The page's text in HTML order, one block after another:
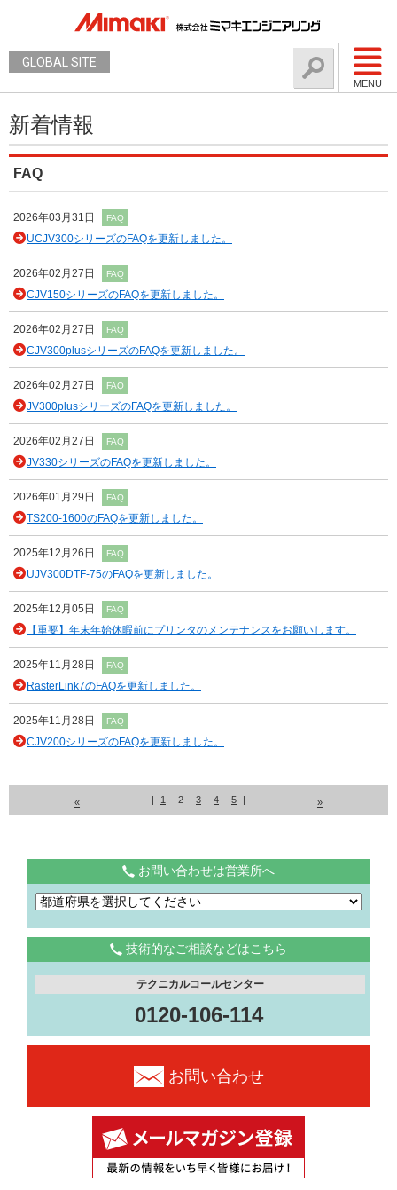
MENU
GLOBAL SITE
新着情報
FAQ
2026年03月31日 FAQ
UCJV300シリーズのFAQを更新しました。
2026年02月27日 FAQ
CJV150シリーズのFAQを更新しました。
2026年02月27日 FAQ
CJV300plusシリーズのFAQを更新しました。
2026年02月27日 FAQ
JV300plusシリーズのFAQを更新しました。
2026年02月27日 FAQ
JV330シリーズのFAQを更新しました。
2026年01月29日 FAQ
TS200-1600のFAQを更新しました。
2025年12月26日 FAQ
UJV300DTF-75のFAQを更新しました。
2025年12月05日 FAQ
【重要】年末年始休暇前にプリンタのメンテナンスをお願いします。
2025年11月28日 FAQ
RasterLink7のFAQを更新しました。
2025年11月28日 FAQ
CJV200シリーズのFAQを更新しました。
« | 1 2 3 4 5 | »
お問い合わせは営業所へ
技術的なご相談などはこちら
テクニカルコールセンター
0120-106-114
お問い合わせ